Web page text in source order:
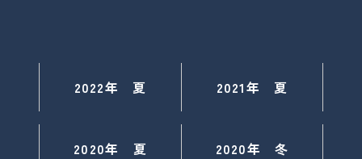
2022年 夏 2021年 夏
2020年 夏 2020年 冬